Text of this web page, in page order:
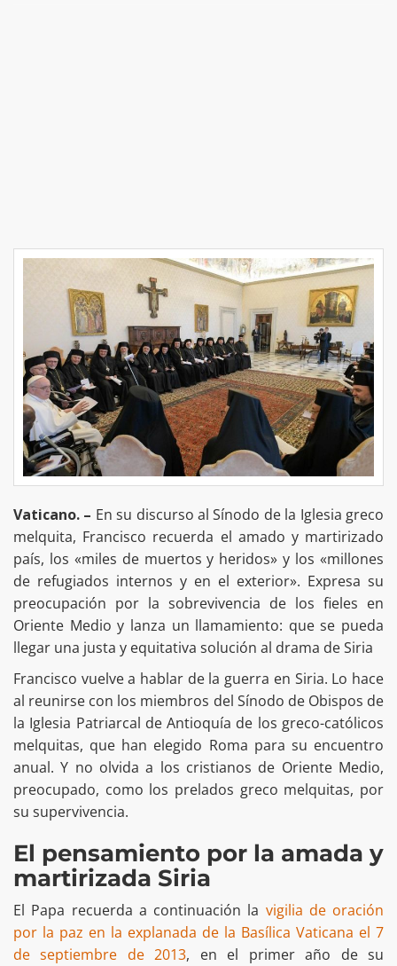
Vaticano. – En su discurso al Sínodo de la Iglesia greco
melquita, Francisco recuerda el amado y martirizado
país, los «miles de muertos y heridos» y los «millones
de refugiados internos y en el exterior». Expresa su
preocupación por la sobrevivencia de los fieles en
Oriente Medio y lanza un llamamiento: que se pueda
llegar una justa y equitativa solución al drama de Siria
Francisco vuelve a hablar de la guerra en Siria. Lo hace
al reunirse con los miembros del Sínodo de Obispos de
la Iglesia Patriarcal de Antioquía de los greco-católicos
melquitas, que han elegido Roma para su encuentro
anual. Y no olvida a los cristianos de Oriente Medio,
preocupado, como los prelados greco melquitas, por
su supervivencia.
El pensamiento por la amada y
martirizada Siria
El Papa recuerda a continuación la vigilia de oración
por la paz en la explanada de la Basílica Vaticana el 7
de septiembre de 2013, en el primer año de su